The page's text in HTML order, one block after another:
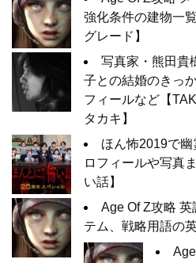
強化条件の建物一
グレード】
写真家・熊田貴
子との結婚のきっ
フィールなど【
タカキ】
ほん怖2019で
ロフィールや写真
い話】
Age Of Z攻略 英
テム、戦略用語の